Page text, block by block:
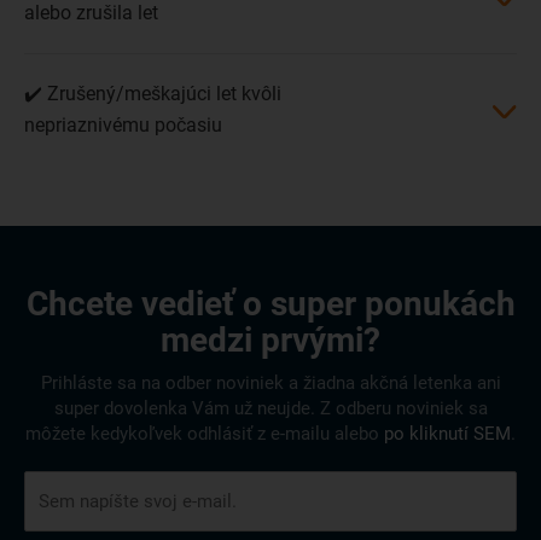
alebo zrušila let
✔️ Zrušený/meškajúci let kvôli
nepriaznivému počasiu
Chcete vedieť o super ponukách
medzi prvými?
Prihláste sa na odber noviniek a žiadna akčná letenka ani
super dovolenka Vám už neujde. Z odberu noviniek sa
môžete kedykoľvek odhlásiť z e-mailu alebo po kliknutí SEM.